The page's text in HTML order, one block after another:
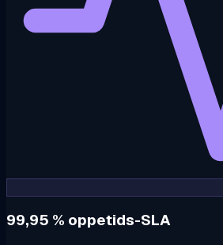
99,95 % oppetids-SLA